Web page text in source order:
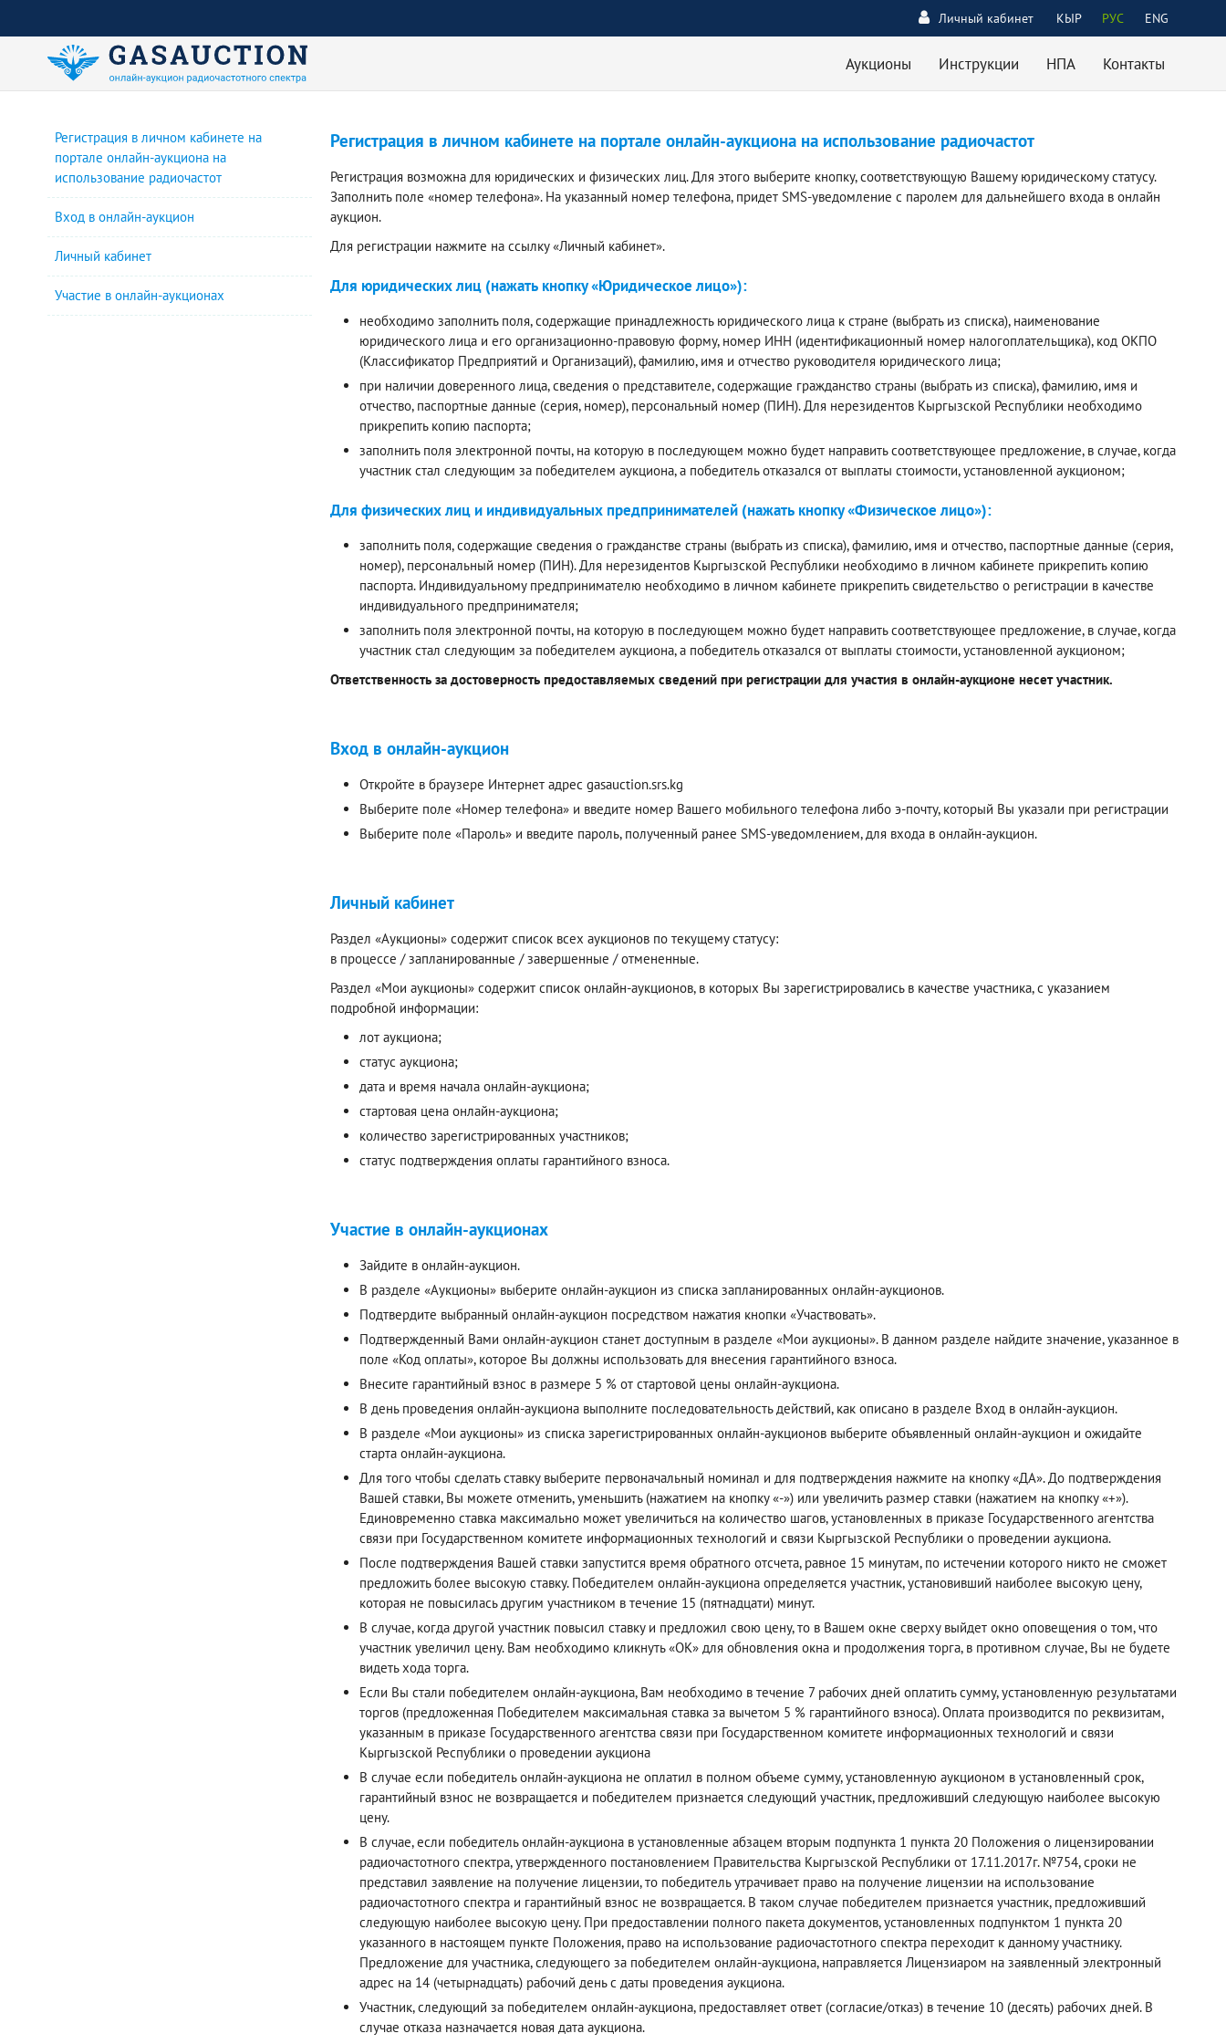
КЫР РУС ENG
Личный кабинет
Аукционы Инструкции НПА Контакты
Регистрация в личном кабинете на
портале онлайн-аукциона на
использование радиочастот
Вход в онлайн-аукцион
Личный кабинет
Участие в онлайн-аукционах
Регистрация в личном кабинете на портале онлайн-аукциона на использование радиочастот
Регистрация возможна для юридических и физических лиц. Для этого выберите кнопку, соответствующую Вашему юридическому статусу.
Заполнить поле «номер телефона». На указанный номер телефона, придет SMS-уведомление с паролем для дальнейшего входа в онлайн
аукцион.
Для регистрации нажмите на ссылку «Личный кабинет».
Для юридических лиц (нажать кнопку «Юридическое лицо»):
необходимо заполнить поля, содержащие принадлежность юридического лица к стране (выбрать из списка), наименование
юридического лица и его организационно-правовую форму, номер ИНН (идентификационный номер налогоплательщика), код ОКПО
(Классификатор Предприятий и Организаций), фамилию, имя и отчество руководителя юридического лица;
при наличии доверенного лица, сведения о представителе, содержащие гражданство страны (выбрать из списка), фамилию, имя и
отчество, паспортные данные (серия, номер), персональный номер (ПИН). Для нерезидентов Кыргызской Республики необходимо
прикрепить копию паспорта;
заполнить поля электронной почты, на которую в последующем можно будет направить соответствующее предложение, в случае, когда
участник стал следующим за победителем аукциона, а победитель отказался от выплаты стоимости, установленной аукционом;
Для физических лиц и индивидуальных предпринимателей (нажать кнопку «Физическое лицо»):
заполнить поля, содержащие сведения о гражданстве страны (выбрать из списка), фамилию, имя и отчество, паспортные данные (серия,
номер), персональный номер (ПИН). Для нерезидентов Кыргызской Республики необходимо в личном кабинете прикрепить копию
паспорта. Индивидуальному предпринимателю необходимо в личном кабинете прикрепить свидетельство о регистрации в качестве
индивидуального предпринимателя;
заполнить поля электронной почты, на которую в последующем можно будет направить соответствующее предложение, в случае, когда
участник стал следующим за победителем аукциона, а победитель отказался от выплаты стоимости, установленной аукционом;
Ответственность за достоверность предоставляемых сведений при регистрации для участия в онлайн-аукционе несет участник.
Вход в онлайн-аукцион
Откройте в браузере Интернет адрес gasauction.srs.kg
Выберите поле «Номер телефона» и введите номер Вашего мобильного телефона либо э-почту, который Вы указали при регистрации
Выберите поле «Пароль» и введите пароль, полученный ранее SMS-уведомлением, для входа в онлайн-аукцион.
Личный кабинет
Раздел «Аукционы» содержит список всех аукционов по текущему статусу:
в процессе / запланированные / завершенные / отмененные.
Раздел «Мои аукционы» содержит список онлайн-аукционов, в которых Вы зарегистрировались в качестве участника, с указанием
подробной информации:
лот аукциона;
статус аукциона;
дата и время начала онлайн-аукциона;
стартовая цена онлайн-аукциона;
количество зарегистрированных участников;
статус подтверждения оплаты гарантийного взноса.
Участие в онлайн-аукционах
Зайдите в онлайн-аукцион.
В разделе «Аукционы» выберите онлайн-аукцион из списка запланированных онлайн-аукционов.
Подтвердите выбранный онлайн-аукцион посредством нажатия кнопки «Участвовать».
Подтвержденный Вами онлайн-аукцион станет доступным в разделе «Мои аукционы». В данном разделе найдите значение, указанное в
поле «Код оплаты», которое Вы должны использовать для внесения гарантийного взноса.
Внесите гарантийный взнос в размере 5 % от стартовой цены онлайн-аукциона.
В день проведения онлайн-аукциона выполните последовательность действий, как описано в разделе Вход в онлайн-аукцион.
В разделе «Мои аукционы» из списка зарегистрированных онлайн-аукционов выберите объявленный онлайн-аукцион и ожидайте
старта онлайн-аукциона.
Для того чтобы сделать ставку выберите первоначальный номинал и для подтверждения нажмите на кнопку «ДА». До подтверждения
Вашей ставки, Вы можете отменить, уменьшить (нажатием на кнопку «-») или увеличить размер ставки (нажатием на кнопку «+»).
Единовременно ставка максимально может увеличиться на количество шагов, установленных в приказе Государственного агентства
связи при Государственном комитете информационных технологий и связи Кыргызской Республики о проведении аукциона.
После подтверждения Вашей ставки запустится время обратного отсчета, равное 15 минутам, по истечении которого никто не сможет
предложить более высокую ставку. Победителем онлайн-аукциона определяется участник, установивший наиболее высокую цену,
которая не повысилась другим участником в течение 15 (пятнадцати) минут.
В случае, когда другой участник повысил ставку и предложил свою цену, то в Вашем окне сверху выйдет окно оповещения о том, что
участник увеличил цену. Вам необходимо кликнуть «ОК» для обновления окна и продолжения торга, в противном случае, Вы не будете
видеть хода торга.
Если Вы стали победителем онлайн-аукциона, Вам необходимо в течение 7 рабочих дней оплатить сумму, установленную результатами
торгов (предложенная Победителем максимальная ставка за вычетом 5 % гарантийного взноса). Оплата производится по реквизитам,
указанным в приказе Государственного агентства связи при Государственном комитете информационных технологий и связи
Кыргызской Республики о проведении аукциона
В случае если победитель онлайн-аукциона не оплатил в полном объеме сумму, установленную аукционом в установленный срок,
гарантийный взнос не возвращается и победителем признается следующий участник, предложивший следующую наиболее высокую
цену.
В случае, если победитель онлайн-аукциона в установленные абзацем вторым подпункта 1 пункта 20 Положения о лицензировании
радиочастотного спектра, утвержденного постановлением Правительства Кыргызской Республики от 17.11.2017г. №754, сроки не
представил заявление на получение лицензии, то победитель утрачивает право на получение лицензии на использование
радиочастотного спектра и гарантийный взнос не возвращается. В таком случае победителем признается участник, предложивший
следующую наиболее высокую цену. При предоставлении полного пакета документов, установленных подпунктом 1 пункта 20
указанного в настоящем пункте Положения, право на использование радиочастотного спектра переходит к данному участнику.
Предложение для участника, следующего за победителем онлайн-аукциона, направляется Лицензиаром на заявленный электронный
адрес на 14 (четырнадцать) рабочий день с даты проведения аукциона.
Участник, следующий за победителем онлайн-аукциона, предоставляет ответ (согласие/отказ) в течение 10 (десять) рабочих дней. В
случае отказа назначается новая дата аукциона.